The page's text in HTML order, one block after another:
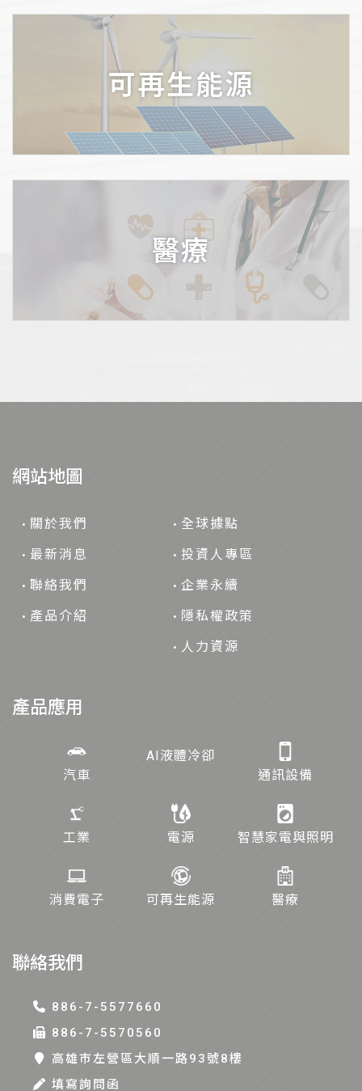
可再生能源
醫療
網站地圖
關於我們
最新消息
聯絡我們
產品介紹
全球據點
投資人專區
企業永續
隱私權政策
人力資源
產品應用
汽車
AI液體冷卻
通訊設備
工業 電源 智慧家電與照明
消費電子 可再生能源 醫療
聯絡我們
886-7-5577660
886-7-5570560
高雄巿左營區大順一路93號8樓
填寫詢問函